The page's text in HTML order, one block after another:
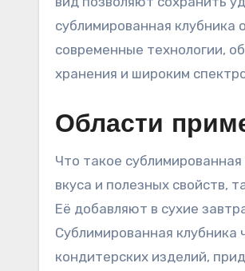
сублимированная клубника
современные технологии,
хранения и широким
Области
Что такое
вкуса и полезных свойств,
Её добавляют в сухие
Сублимированная клубника
кондитерских изделий,